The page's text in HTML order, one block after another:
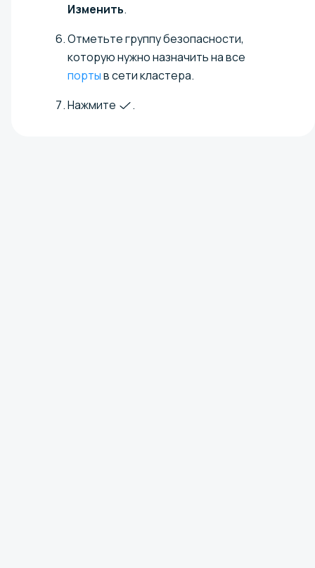
Изменить.
Отметьте группу безопасности,
которую нужно назначить на все
портыв сети кластера.
Нажмите
.